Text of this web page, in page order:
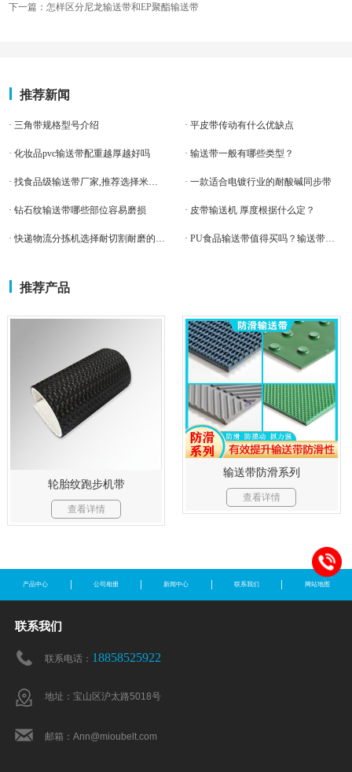
下一篇：怎样区分尼龙输送带和EP聚酯输送带
推荐新闻
· 三角带规格型号介绍 · 平皮带传动有什么优缺点
· 化妆品pvc输送带配重越厚越好吗 · 输送带一般有哪些类型？
· 找食品级输送带厂家,推荐选择米欧输送带 · 一款适合电镀行业的耐酸碱同步带
· 钻石纹输送带哪些部位容易磨损 · 皮带输送机 厚度根据什么定？
· 快递物流分拣机选择耐切割耐磨的PVK输送带好 · PU食品输送带值得买吗？输送带老师傅告诉你，避免踩到这些坑
推荐产品
轮胎纹跑步机带
查看详情
输送带防滑系列
查看详情
产品中心 公司相册 新闻中心 联系我们 网站地图
联系我们
联系电话： 18858525922
地址：宝山区沪太路5018号
邮箱：Ann@mioubelt.com